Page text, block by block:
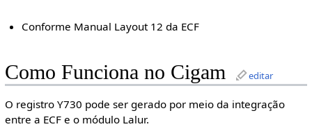
Conforme Manual Layout 12 da ECF
Como Funciona no Cigam editar
O registro Y730 pode ser gerado por meio da integração
entre a ECF e o módulo Lalur.